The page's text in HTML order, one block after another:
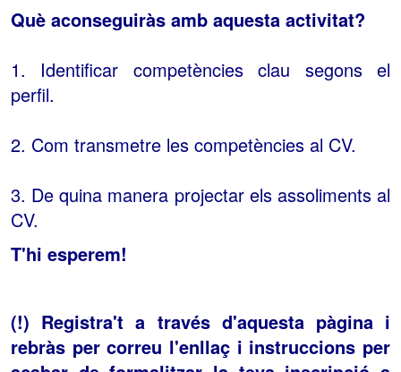
Què aconseguiràs amb aquesta activitat?
1. Identificar competències clau segons el
perfil.
2. Com transmetre les competències al CV.
3. De quina manera projectar els assoliments al
CV.
T'hi esperem!
(!) Registra't a través d'aquesta pàgina i
rebràs per correu l'enllaç i instruccions per